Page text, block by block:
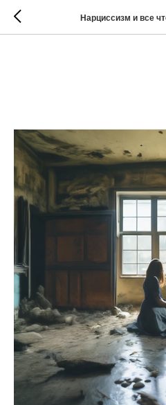
Нарциссизм и все